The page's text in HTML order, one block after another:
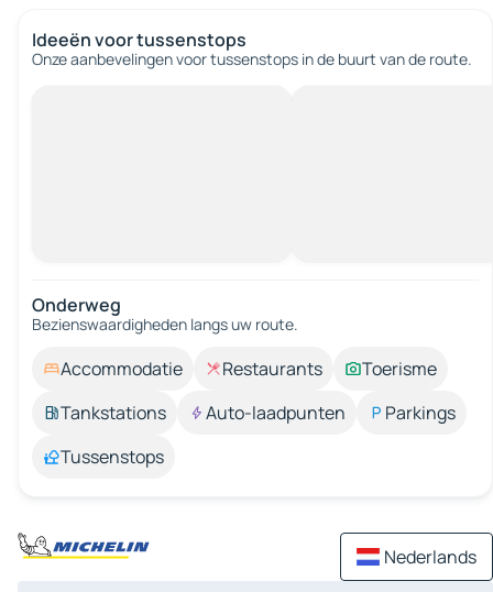
Ideeën voor tussenstops
Onze aanbevelingen voor tussenstops in de buurt van de route.
Onderweg
Bezienswaardigheden langs uw route.
Accommodatie Restaurants
Toerisme
Tankstations
Auto-laadpunten
Parkings
Tussenstops
Nederlands